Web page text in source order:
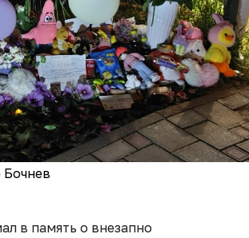
в память о внезапно